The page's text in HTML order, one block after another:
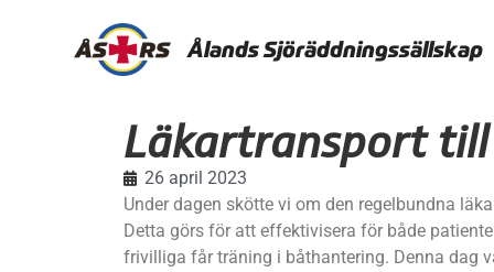
Ålands Sjöräddningssällskap
Läkartransport till
26 april 2023
Under dagen skötte vi om den regelbundna
Detta görs för att effektivisera för både
frivilliga får träning i båthantering. Denna dag